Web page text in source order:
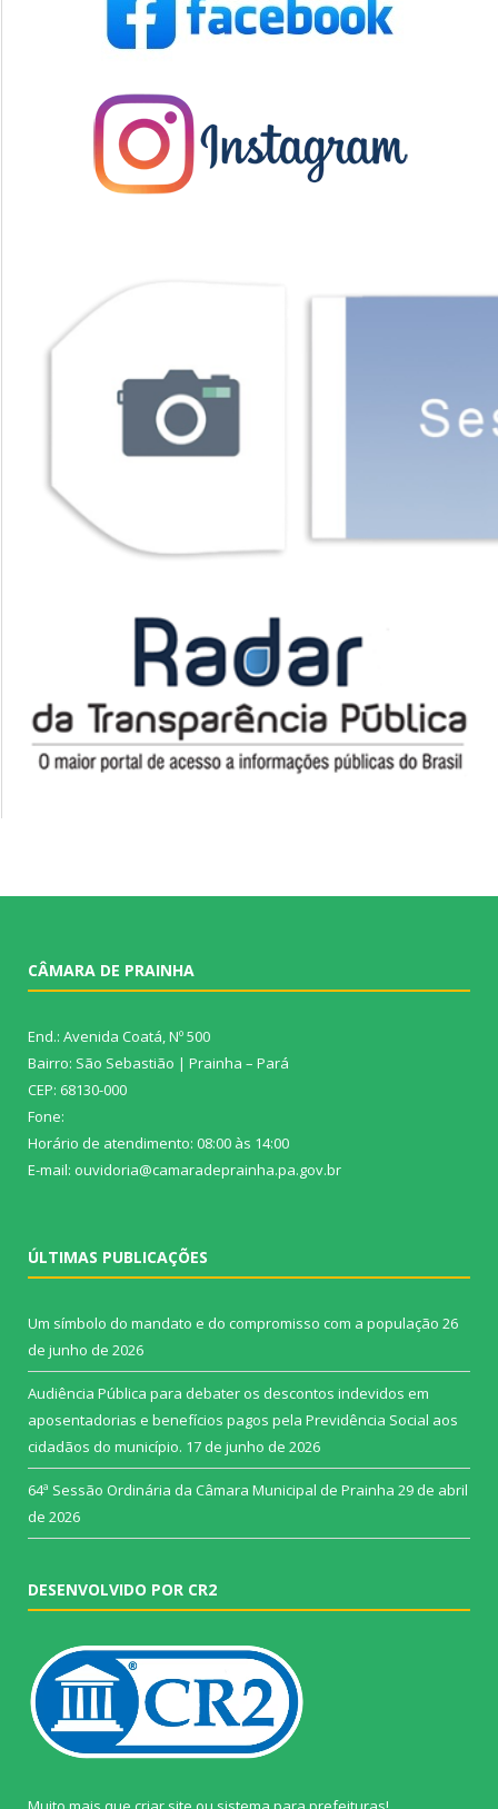
CÂMARA DE PRAINHA
End.: Avenida Coatá, Nº 500
Bairro: São Sebastião | Prainha – Pará
CEP: 68130-000
Fone:
Horário de atendimento: 08:00 às 14:00
E-mail: ouvidoria@camaradeprainha.pa.gov.br
ÚLTIMAS PUBLICAÇÕES
Um símbolo do mandato e do compromisso com a população 26
de junho de 2026
Audiência Pública para debater os descontos indevidos em
aposentadorias e benefícios pagos pela Previdência Social aos
cidadãos do município. 17 de junho de 2026
64ª Sessão Ordinária da Câmara Municipal de Prainha 29 de abril
de 2026
DESENVOLVIDO POR CR2